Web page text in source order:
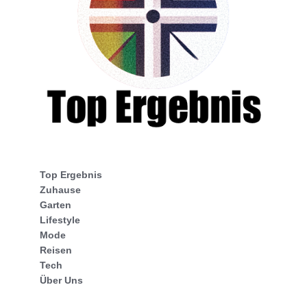
Top Ergebnis
Zuhause
Garten
Lifestyle
Mode
Reisen
Tech
Über Uns